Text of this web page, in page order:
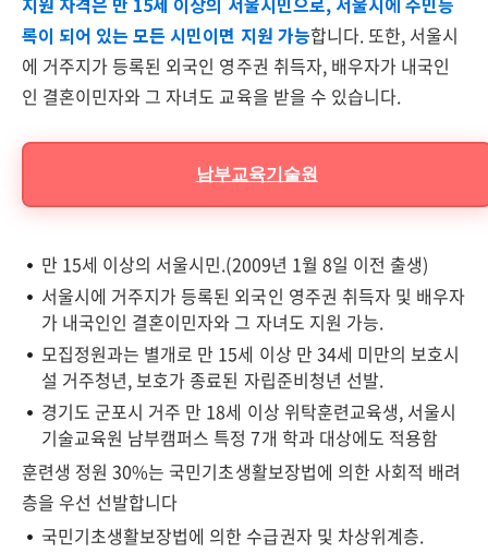
록이 되어 있는 모든 시민이면 지원 가능합니다. 또한, 서울시
에 거주지가 등록된 외국인 영주권 취득자, 배우자가 내국인
인 결혼이민자와 그 자녀도 교육을 받을 수 있습니다.
남부교육기술원
만 15세 이상의 서울시민.(2009년 1월 8일 이전 출생)
서울시에 거주지가 등록된 외국인 영주권 취득자 및 배우자
가 내국인인 결혼이민자와 그 자녀도 지원 가능.
모집정원과는 별개로 만 15세 이상 만 34세 미만의 보호시
설 거주청년, 보호가 종료된 자립준비청년 선발.
경기도 군포시 거주 만 18세 이상 위탁훈련교육생, 서울시
기술교육원 남부캠퍼스 특정 7개 학과 대상에도 적용함
훈련생 정원 30%는 국민기초생활보장법에 의한 사회적 배려
층을 우선 선발합니다
국민기초생활보장법에 의한 수급권자 및 차상위계층.